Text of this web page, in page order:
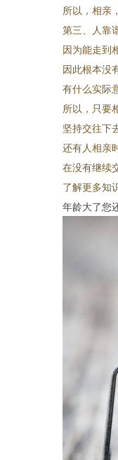
所以，相亲
第三、人靠
因为能走到
因此根本没
有什么实际
所以，只要
坚持交往下
还有人相亲
在没有继续
了解更多知
年龄大了您